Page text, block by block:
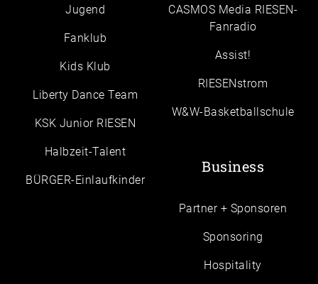
Jugend
Fanklub
Kids Klub
Liberty Dance Team
KSK Junior RIESEN
Halbzeit-Talent
BÜRGER-Einlaufkinder
CASMOS Media RIESEN-
Fanradio
Assist!
RIESENstrom
W&W-Basketballschule
Business
Partner + Sponsoren
Sponsoring
Hospitality